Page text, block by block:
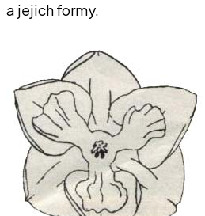
a jejich formy.